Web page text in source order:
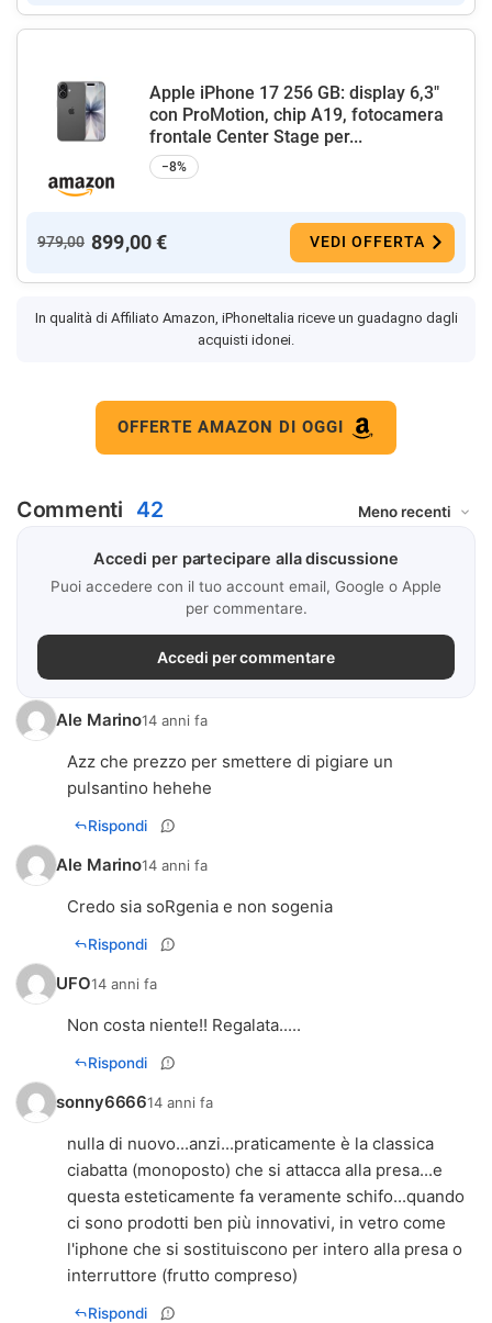
Apple iPhone 17 256 GB: display 6,3"
con ProMotion, chip A19, fotocamera
frontale Center Stage per...
−8%
979,00 899,00 € VEDI OFFERTA
In qualità di Affiliato Amazon, iPhoneItalia riceve un guadagno dagli
acquisti idonei.
OFFERTE AMAZON DI OGGI
Commenti 42
Accedi per partecipare alla discussione
Puoi accedere con il tuo account email, Google o Apple
per commentare.
Accedi per commentare
Ale Marino14 anni fa
Azz che prezzo per smettere di pigiare un
pulsantino hehehe
Rispondi
Ale Marino14 anni fa
Credo sia soRgenia e non sogenia
Rispondi
UFO14 anni fa
Rispondi
sonny666614 anni fa
nulla di nuovo...anzi...praticamente è la classica
ciabatta (monoposto) che si attacca alla presa...e
questa esteticamente fa veramente schifo...quando
ci sono prodotti ben più innovativi, in vetro come
l'iphone che si sostituiscono per intero alla presa o
interruttore (frutto compreso)
Rispondi